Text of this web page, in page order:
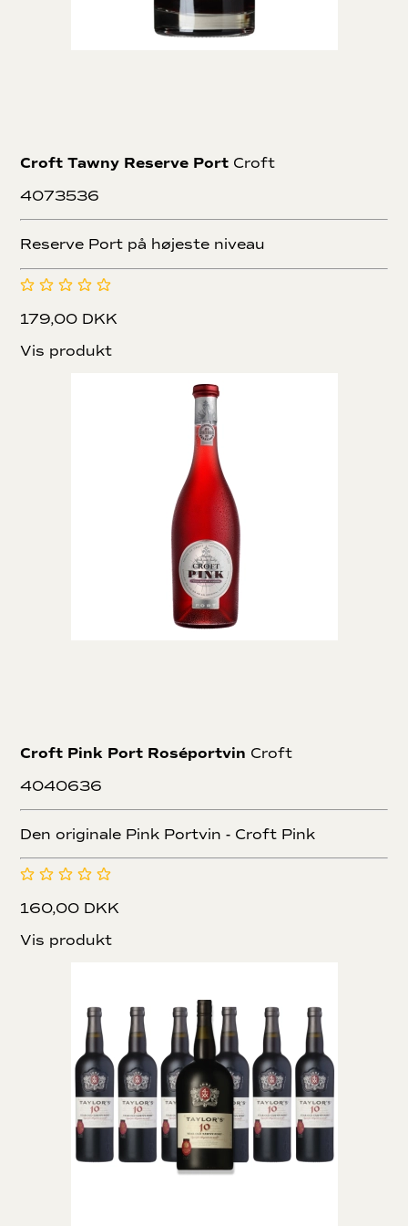
slægtning til denne gren af familien. Yeatman familien
udbygger Taylor’s forretning, med køb af Vargellas marken
den populære LBV portvin. I 1974 køber Taylor’s endnu en
vingård, Quinta de Terra Feita. I 1997 køber de deres nyeste
vingård, som hedder Quinta do Junco.
Vigtigst af alt, er Taylor’s stadig uafhængige, og kan træffe
de rette beslutninger i marken, i kælderen og i forretningen.
Taylor’s husstil
Taylor’s har siden sidste århundrede stået for kvalitet og
elegance. Deres vine er kendt for at kunne lagre i mange,
mange år. Vi anbefaler at gemme deres vintage port i min.
af den berømte vinanmelder, Robert Parker.
Taylor’s laver enkeltmarks vintage port på Quinta de
Vargellas, men kun i de år som ikke udnævnes til at være et
vintage år. I erklærede vintage år, laver Taylor’s vin på alle
deres markers druer. Taylor’s er især kendt for deres høje
kvalitet på vintage portvine, men også deres mange gamle
fade fuld af tawny. En vin som de jævnligt tapper i
specialudgaver. Eksempelvis tappede de en Very Very Old
Tawny Port, i anledning af Dronning Elizabeth IIs
Croft Tawny Reserve Port Croft
4073536
Reserve Port på højeste niveau
179,00 DKK
Vis produkt
Croft Pink Port Roséportvin Croft
4040636
Den originale Pink Portvin - Croft Pink
160,00 DKK
Vis produkt